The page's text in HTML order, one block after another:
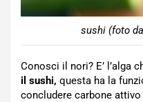
sushi (foto
Conosci il nori? E’ l’alga
il sushi, questa ha la
concludere carbone attivo